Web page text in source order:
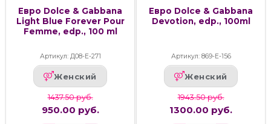
Евро Dolce & Gabbana
Light Blue Forever Pour
Femme, edp., 100 ml
Артикул: Д08-Е-271
Женский
1437.50 руб.
950.00 руб.
Евро Dolce & Gabbana
Devotion, edp., 100ml
Артикул: 869-Е-156
Женский
1943.50 руб.
1300.00 руб.